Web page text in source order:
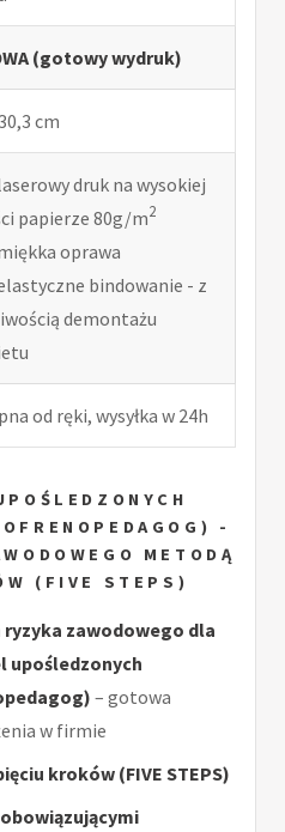
(gotowy wydruk)
cm
druk na wysokiej
papierze 80g/m2
oprawa
bindowanie - z
demontażu
od ręki, wysyłka w 24h
-
METODĄ
(FIVE STEPS)
zawodowego dla
upośledzonych
– gotowa
w firmie
kroków (FIVE STEPS)